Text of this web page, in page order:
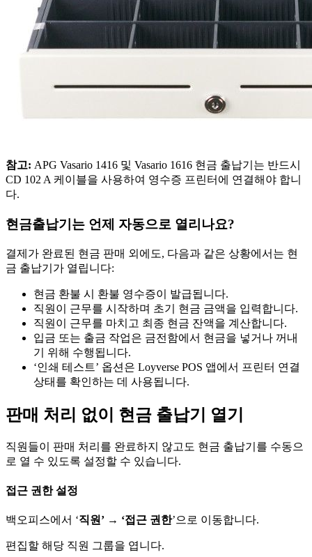
참고: APG Vasario 1416 및 Vasario 1616 현금 출납기는 반드시
CD 102 A 케이블을 사용하여 영수증 프린터에 연결해야 합니
다.
현금출납기는 언제 자동으로 열리나요?
결제가 완료된 현금 판매 외에도, 다음과 같은 상황에서는 현
금 출납기가 열립니다:
현금 환불 시 환불 영수증이 발급됩니다.
직원이 근무를 시작하며 초기 현금 금액을 입력합니다.
직원이 근무를 마치고 최종 현금 잔액을 계산합니다.
입금 또는 출금 작업은 금전함에서 현금을 넣거나 꺼내
기 위해 수행됩니다.
‘인쇄 테스트’ 옵션은 Loyverse POS 앱에서 프린터 연결
상태를 확인하는 데 사용됩니다.
판매 처리 없이 현금 출납기 열기
직원들이 판매 처리를 완료하지 않고도 현금 출납기를 수동으
로 열 수 있도록 설정할 수 있습니다.
접근 권한 설정
백오피스에서 ‘직원’ → ‘접근 권한’으로 이동합니다.
편집할 해당 직원 그룹을 엽니다.